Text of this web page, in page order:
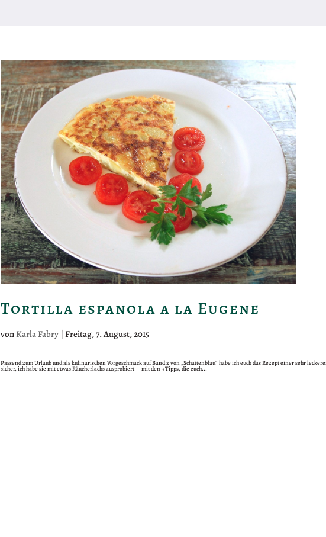
Tortilla espanola a la Eugene
vonKarla Fabry |Freitag, 7. August, 2015
Passend zum Urlaub und als kulinarischen Vorgeschmack auf Band 2 von „Schattenblau“ habe ich euch das Rezept einer sehr
sicher, ich habe sie mit etwas Räucherlachs ausprobiert – mit den 3 Tipps, die euch...